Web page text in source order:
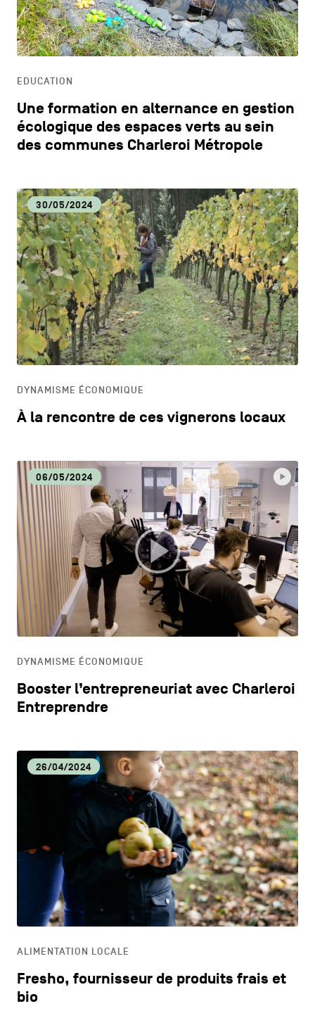
secondaire
MENTIONS LÉGALES
COOKIES POLICY
POLITIQUE VIE PRIVÉE
FacebookInstagramYoutubeLinkedIn
FR NL EN
CM
DÉCOUVERTE
ECOLOGIE
EDUCATION
HORECA
EDUCATION
Une formation en alternance en gestion
écologique des espaces verts au sein
des communes Charleroi Métropole
30/05/2024
DYNAMISME ÉCONOMIQUE
À la rencontre de ces vignerons locaux
06/05/2024
DYNAMISME ÉCONOMIQUE
Booster l’entrepreneuriat avec Charleroi
Entreprendre
26/04/2024
ALIMENTATION LOCALE
Fresho, fournisseur de produits frais et
bio